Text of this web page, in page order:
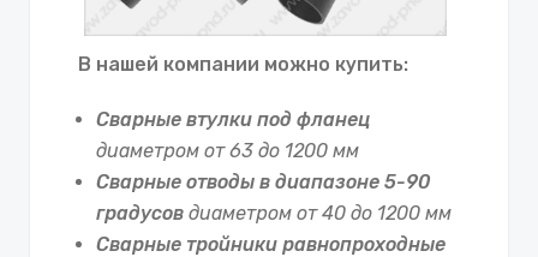
В нашей компании можно купить:
Сварные втулки под фланец
диаметром от 63 до 1200 мм
Сварные отводы в диапазоне 5-90
градусов диаметром от 40 до 1200 мм
Сварные тройники равнопроходные